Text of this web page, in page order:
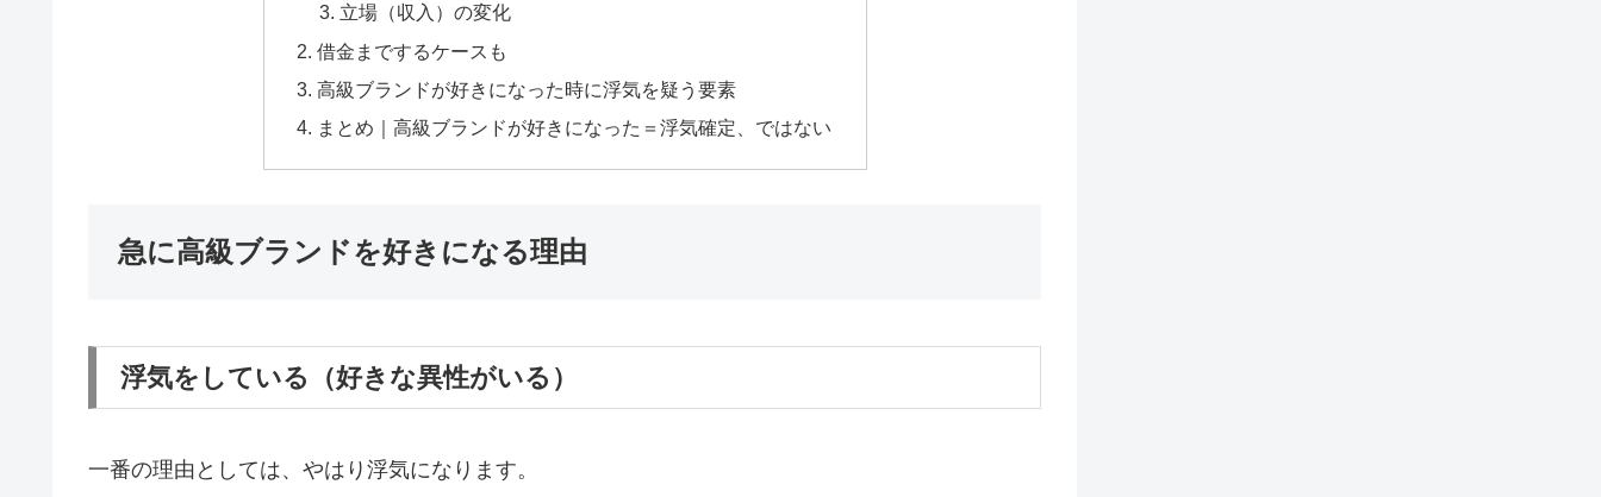
立場（収入）の変化
借金までするケースも
高級ブランドが好きになった時に浮気を疑う要素
まとめ｜高級ブランドが好きになった＝浮気確定、ではない
急に高級ブランドを好きになる理由
浮気をしている（好きな異性がいる）
一番の理由としては、やはり浮気になります。